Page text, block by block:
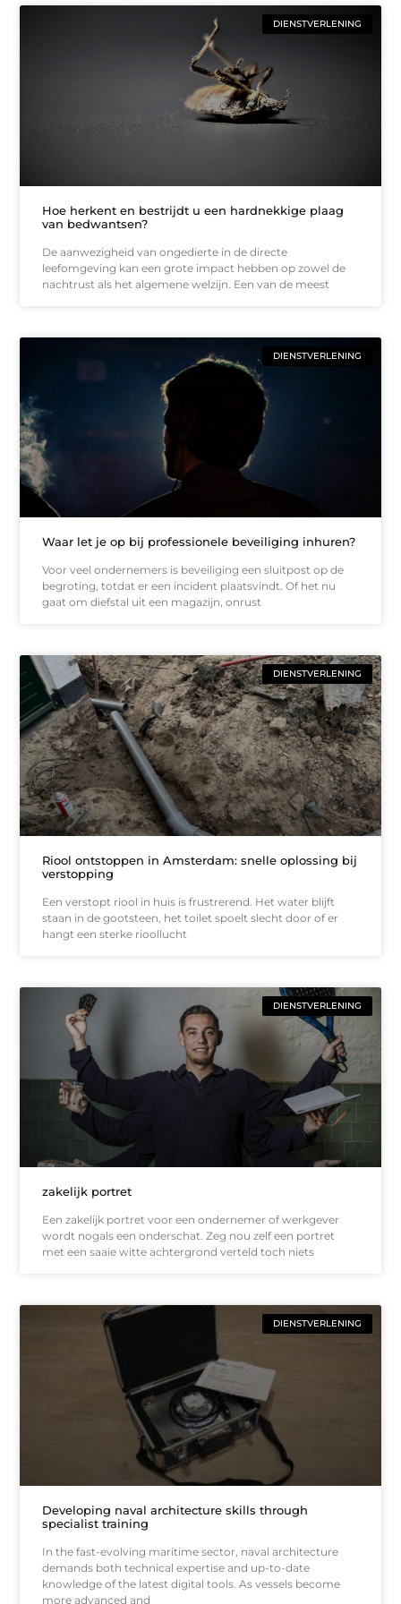
DIENSTVERLENING
Hoe herkent en bestrijdt u een hardnekkige plaag
van bedwantsen?
De aanwezigheid van ongedierte in de directe
leefomgeving kan een grote impact hebben op zowel de
nachtrust als het algemene welzijn. Een van de meest
DIENSTVERLENING
Waar let je op bij professionele beveiliging inhuren?
Voor veel ondernemers is beveiliging een sluitpost op de
begroting, totdat er een incident plaatsvindt. Of het nu
gaat om diefstal uit een magazijn, onrust
DIENSTVERLENING
Riool ontstoppen in Amsterdam: snelle oplossing bij
verstopping
Een verstopt riool in huis is frustrerend. Het water blijft
staan in de gootsteen, het toilet spoelt slecht door of er
hangt een sterke rioollucht
DIENSTVERLENING
zakelijk portret
Een zakelijk portret voor een ondernemer of werkgever
wordt nogals een onderschat. Zeg nou zelf een portret
met een saaie witte achtergrond verteld toch niets
DIENSTVERLENING
Developing naval architecture skills through
specialist training
In the fast-evolving maritime sector, naval architecture
demands both technical expertise and up-to-date
knowledge of the latest digital tools. As vessels become
more advanced and